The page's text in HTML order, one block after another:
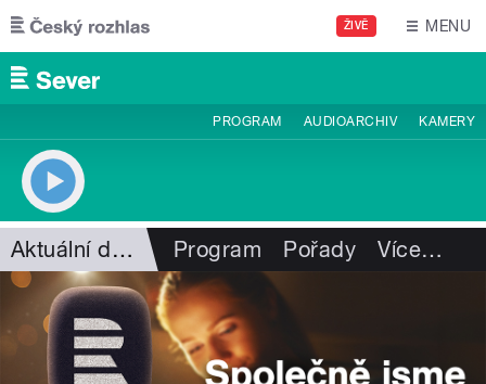
Přejít k hlavnímu obsahu
ŽIVĚ MENU
PROGRAM AUDIOARCHIV KAMERY
Aktuální dění Program Pořady Více…